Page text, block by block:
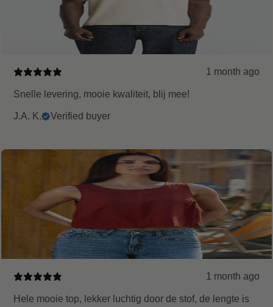
1 month ago
Snelle levering, mooie kwaliteit, blij mee!
J.A. K. Verified buyer
1 month ago
Hele mooie top, lekker luchtig door de stof, de lengte is